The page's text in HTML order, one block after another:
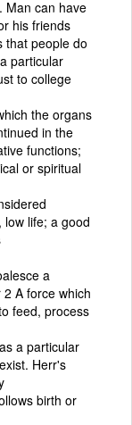
Man can have
his friends
that people do
particular
to college
the organs
in the
functions;
or spiritual
low life; a good
a
A force which
feed, process
a particular
Herr's
birth or